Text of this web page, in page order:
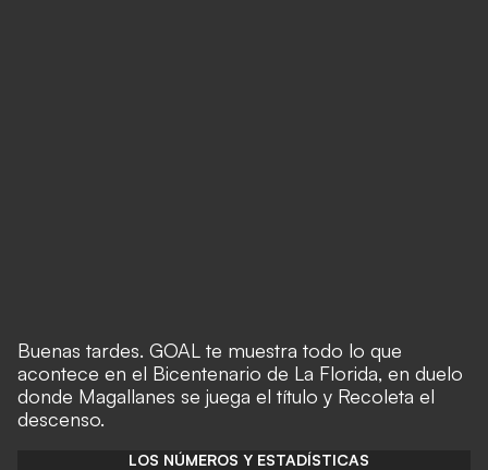
Buenas tardes. GOAL te muestra todo lo que
acontece en el Bicentenario de La Florida, en duelo
donde Magallanes se juega el título y Recoleta el
descenso.
LOS NÚMEROS Y ESTADÍSTICAS